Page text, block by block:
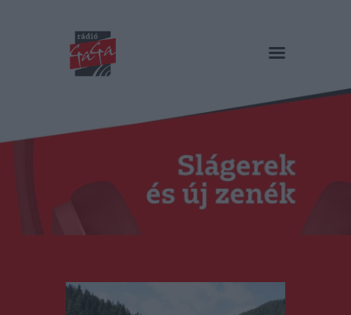
RÁDIÓ GAGA
Műsorok
Duma Duba
Podcast és videók
Stáb
Kapcsolat